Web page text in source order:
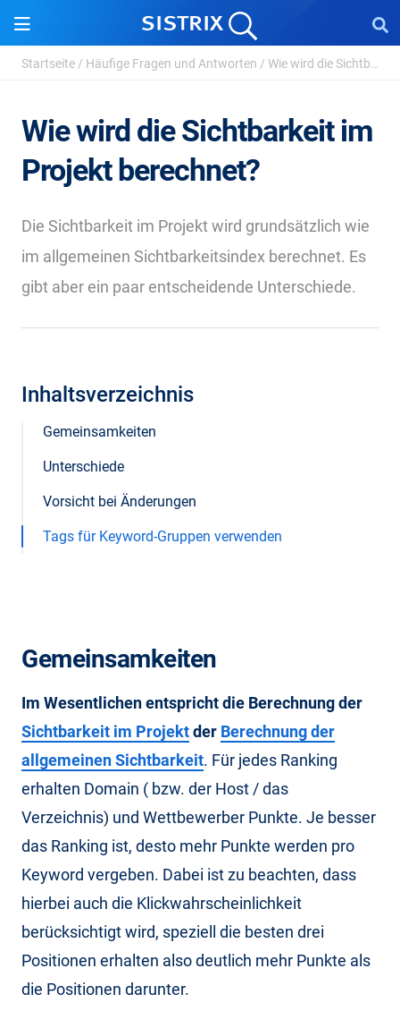
Startseite / Häufige Fragen und Antworten / Wie wird die Sichtbarkeit im Projekt berechnet?
Wie wird die Sichtbarkeit im
Projekt berechnet?
Die Sichtbarkeit im Projekt wird grundsätzlich wie
im allgemeinen Sichtbarkeitsindex berechnet. Es
gibt aber ein paar entscheidende Unterschiede.
Inhaltsverzeichnis
Gemeinsamkeiten
Unterschiede
Vorsicht bei Änderungen
Tags für Keyword-Gruppen verwenden
Gemeinsamkeiten
Im Wesentlichen entspricht die Berechnung der
Sichtbarkeit im Projektder Berechnung der
allgemeinen Sichtbarkeit. Für jedes Ranking
erhalten Domain ( bzw. der Host / das
Verzeichnis) und Wettbewerber Punkte. Je besser
das Ranking ist, desto mehr Punkte werden pro
Keyword vergeben. Dabei ist zu beachten, dass
hierbei auch die Klickwahrscheinlichkeit
berücksichtigt wird, speziell die besten drei
Positionen erhalten also deutlich mehr Punkte als
die Positionen darunter.